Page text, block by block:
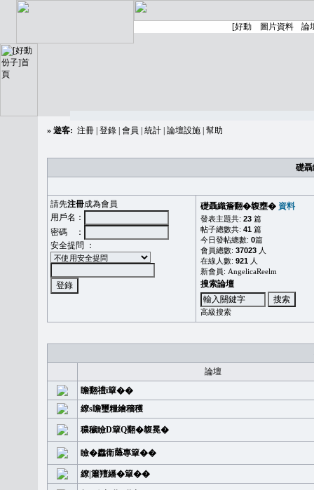
» 遊客: 注冊 登錄 會員 統計 論壇設施 幫助
礎
請先注冊成為會員
用戶名：
密碼 ：
安全提問 ：
礎聶織簷翻�䪖壅� 資料
發表主題共: 23 篇
帖子總數共: 41 篇
今日發帖總數: 0篇
會員總數: 37023 人
在線人數: 921 人
新會員: AngelicaReelm
搜索論壇
高級搜索
論壇
瞻翻禮i簞��
繚s瞻璽糧繪穡穫
穠穢瞼D簞Q翻�䪖冕�
瞼�䆐衛𦻕專簞��
繚|簫羶繙�簞��